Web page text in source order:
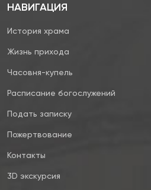
НАВИГАЦИЯ
История храма
Жизнь прихода
Часовня-купель
Расписание богослужений
Подать записку
Пожертвование
Контакты
3D экскурсия